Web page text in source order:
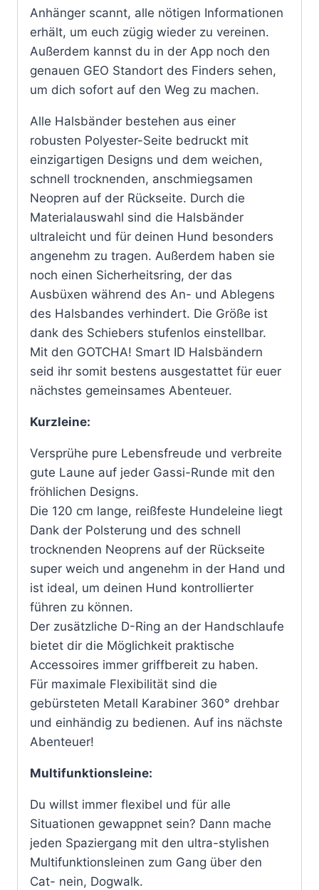
Anhänger scannt, alle nötigen Informationen
erhält, um euch zügig wieder zu vereinen.
Außerdem kannst du in der App noch den
genauen GEO Standort des Finders sehen,
um dich sofort auf den Weg zu machen.
Alle Halsbänder bestehen aus einer
robusten Polyester-Seite bedruckt mit
einzigartigen Designs und dem weichen,
schnell trocknenden, anschmiegsamen
Neopren auf der Rückseite. Durch die
Materialauswahl sind die Halsbänder
ultraleicht und für deinen Hund besonders
angenehm zu tragen. Außerdem haben sie
noch einen Sicherheitsring, der das
Ausbüxen während des An- und Ablegens
des Halsbandes verhindert. Die Größe ist
dank des Schiebers stufenlos einstellbar.
Mit den GOTCHA! Smart ID Halsbändern
seid ihr somit bestens ausgestattet für euer
nächstes gemeinsames Abenteuer.
Kurzleine:
Versprühe pure Lebensfreude und verbreite
gute Laune auf jeder Gassi-Runde mit den
fröhlichen Designs.
Die 120 cm lange, reißfeste Hundeleine liegt
Dank der Polsterung und des schnell
trocknenden Neoprens auf der Rückseite
super weich und angenehm in der Hand und
ist ideal, um deinen Hund kontrollierter
führen zu können.
Der zusätzliche D-Ring an der Handschlaufe
bietet dir die Möglichkeit praktische
Accessoires immer griffbereit zu haben.
Für maximale Flexibilität sind die
gebürsteten Metall Karabiner 360° drehbar
und einhändig zu bedienen. Auf ins nächste
Abenteuer!
Multifunktionsleine:
Du willst immer flexibel und für alle
Situationen gewappnet sein? Dann mache
jeden Spaziergang mit den ultra-stylishen
Multifunktionsleinen zum Gang über den
Cat- nein, Dogwalk.